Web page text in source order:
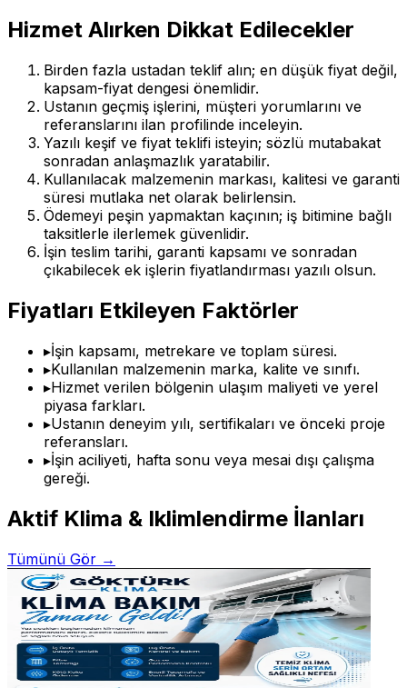
Hizmet Alırken Dikkat Edilecekler
Birden fazla ustadan teklif alın; en düşük fiyat değil,
kapsam-fiyat dengesi önemlidir.
Ustanın geçmiş işlerini, müşteri yorumlarını ve
referanslarını ilan profilinde inceleyin.
Yazılı keşif ve fiyat teklifi isteyin; sözlü mutabakat
sonradan anlaşmazlık yaratabilir.
Kullanılacak malzemenin markası, kalitesi ve garanti
süresi mutlaka net olarak belirlensin.
Ödemeyi peşin yapmaktan kaçının; iş bitimine bağlı
taksitlerle ilerlemek güvenlidir.
İşin teslim tarihi, garanti kapsamı ve sonradan
çıkabilecek ek işlerin fiyatlandırması yazılı olsun.
Fiyatları Etkileyen Faktörler
▸İşin kapsamı, metrekare ve toplam süresi.
▸Kullanılan malzemenin marka, kalite ve sınıfı.
▸Hizmet verilen bölgenin ulaşım maliyeti ve yerel
piyasa farkları.
▸Ustanın deneyim yılı, sertifikaları ve önceki proje
referansları.
▸İşin aciliyeti, hafta sonu veya mesai dışı çalışma
gereği.
Aktif Klima & Iklimlendirme İlanları
Tümünü Gör →